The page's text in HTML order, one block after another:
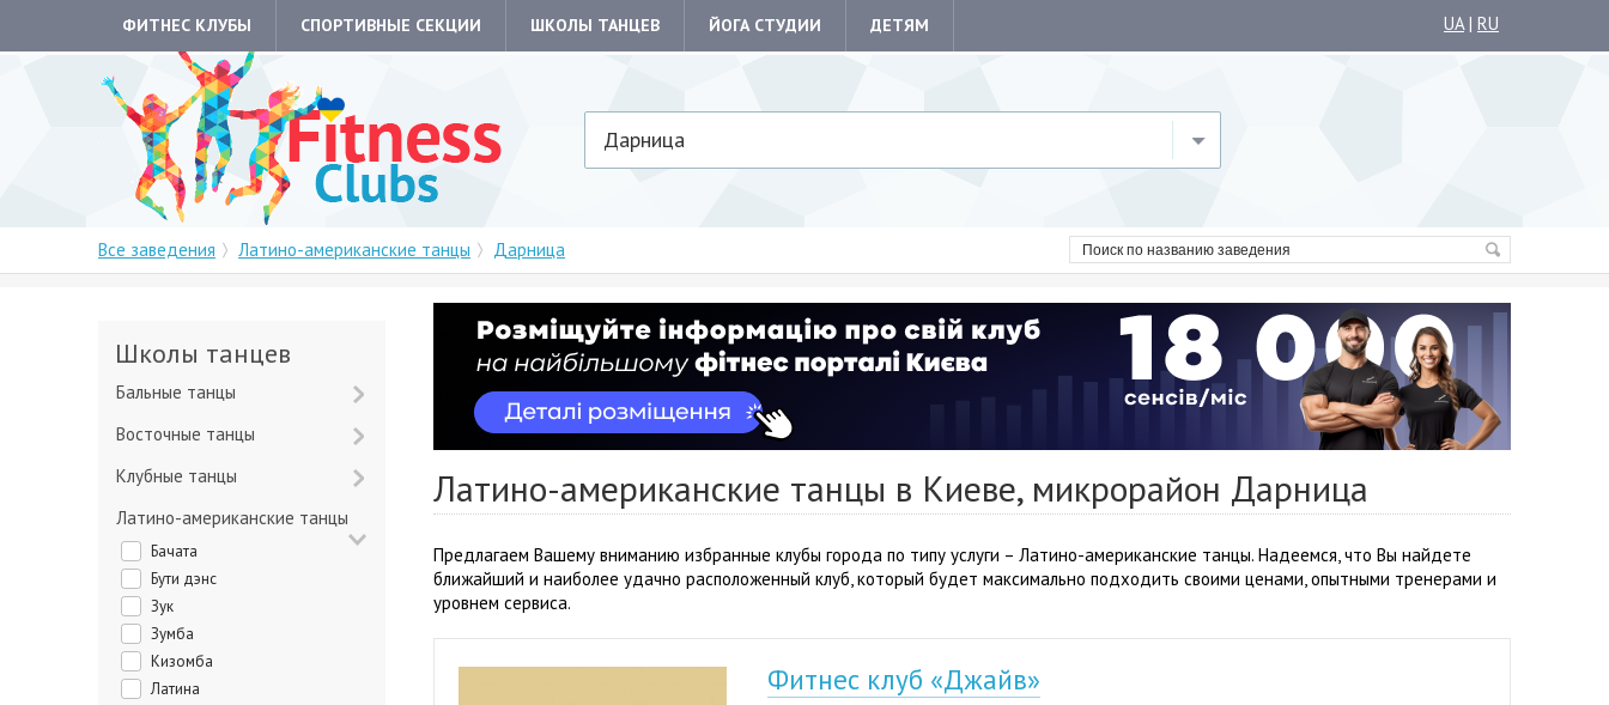
ФИТНЕС КЛУБЫ СПОРТИВНЫЕ СЕКЦИИ ШКОЛЫ ТАНЦЕВ ЙОГА СТУДИИ ДЕТЯМ UA| RU
Дарница
Все заведения Латино-американские танцы Дарница
Латино-американские танцы в Киеве, микрорайон Дарница
Предлагаем Вашему вниманию избранные клубы города по типу услуги – Латино-американские танцы. Надеемся, что Вы найдете
ближайший и наиболее удачно расположенный клуб, который будет максимально подходить своими ценами, опытными тренерами и
уровнем сервиса.
Фитнес клуб «Джайв»
Школы танцев
Бальные танцы
Восточные танцы
Клубные танцы
Латино-американские танцы
Бачата
Бути дэнс
Зук
Зумба
Кизомба
Латина